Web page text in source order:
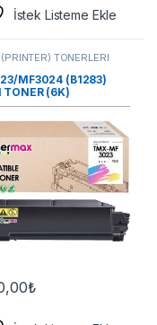
İstek Listeme Ekle
TONERLERİ
MF3024 (B1283)
TONER (6K)
₺